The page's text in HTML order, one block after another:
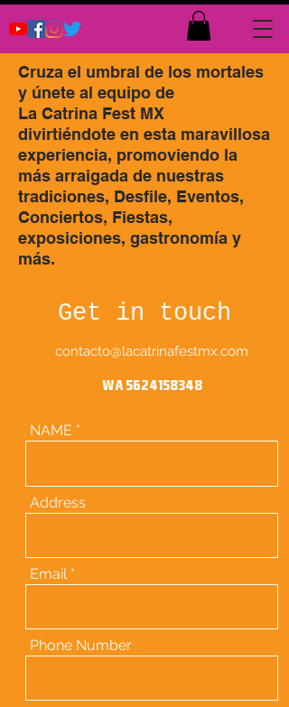
Cruza el umbral de los mortales
y únete al equipo de
La Catrina Fest MX
divirtiéndote en esta maravillosa
experiencia, promoviendo la
más arraigada de nuestras
tradiciones, Desfile, Eventos,
Conciertos, Fiestas,
exposiciones, gastronomía y
más.
Get in touch
contacto@lacatrinafestmx.com
WA5624158348
NAME
Address
Email
Phone Number